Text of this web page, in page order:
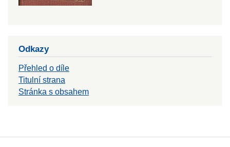
Odkazy
Přehled o díle
Titulní strana
Stránka s obsahem